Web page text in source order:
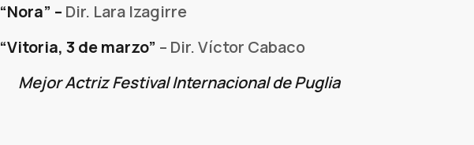
“Nora” – Dir. Lara Izagirre
“Vitoria, 3 de marzo” – Dir. Víctor Cabaco
Mejor Actriz Festival Internacional de Puglia